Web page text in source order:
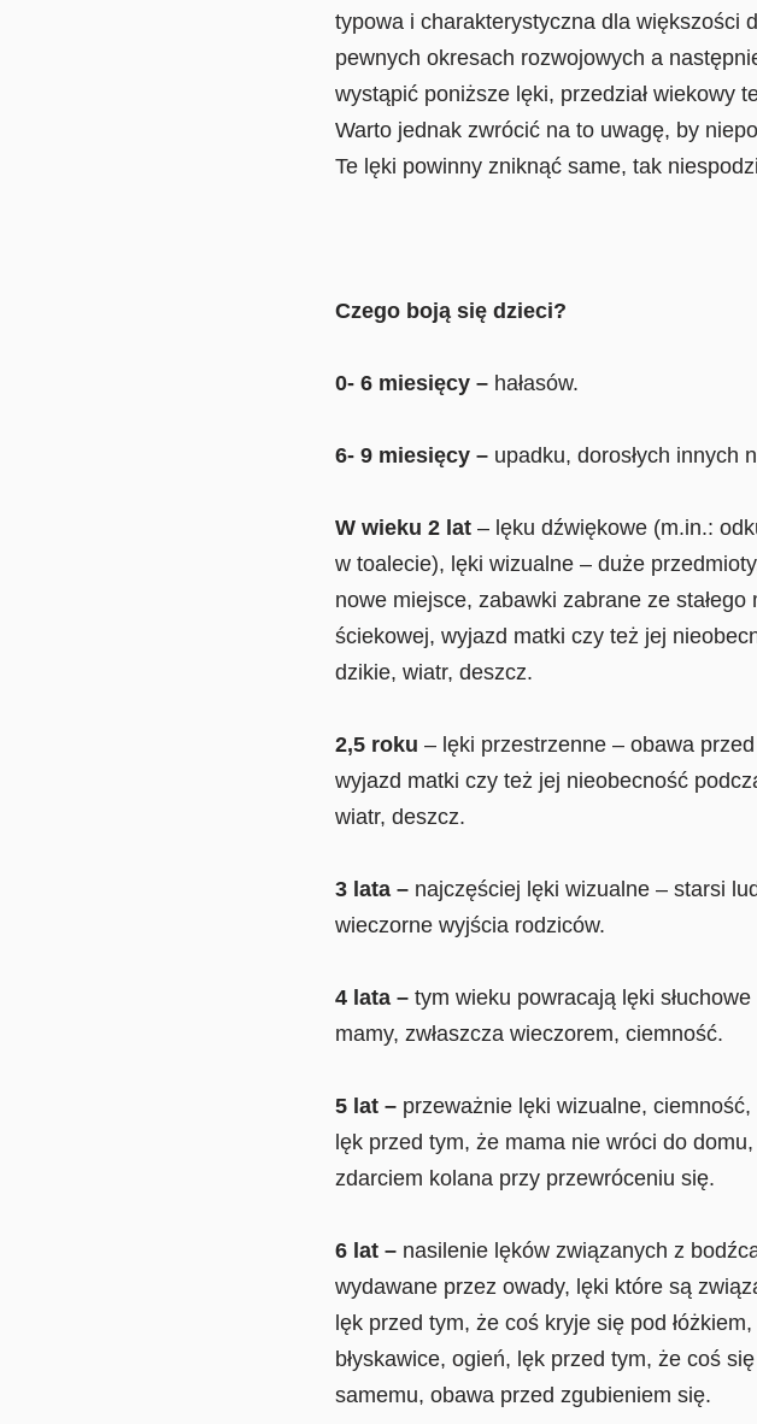
typowa i charakterystyczna dla większości
pewnych okresach rozwojowych a
wystąpić poniższe lęki, przedział wiekowy
Warto jednak zwrócić na to uwagę, by
Te lęki powinny zniknąć same, tak
Czego boją się dzieci?
0- 6 miesięcy – hałasów.
6- 9 miesięcy – upadku, dorosłych innych
W wieku 2 lat– lęku dźwiękowe (m.in.:
w toalecie), lęki wizualne – duże
nowe miejsce, zabawki zabrane ze
ściekowej, wyjazd matki czy też jej
dzikie, wiatr, deszcz.
2,5 roku – lęki przestrzenne – obawa
wyjazd matki czy też jej nieobecność
wiatr, deszcz.
3 lata – najczęściej lęki wizualne – starsi
wieczorne wyjścia rodziców.
4 lata – tym wieku powracają lęki
mamy, zwłaszcza wieczorem, ciemność.
5 lat – przeważnie lęki wizualne,
lęk przed tym, że mama nie wróci do
zdarciem kolana przy przewróceniu się.
6 lat – nasilenie lęków związanych z
wydawane przez owady, lęki które są
lęk przed tym, że coś kryje się pod
błyskawice, ogień, lęk przed tym, że coś
samemu, obawa przed zgubieniem się.